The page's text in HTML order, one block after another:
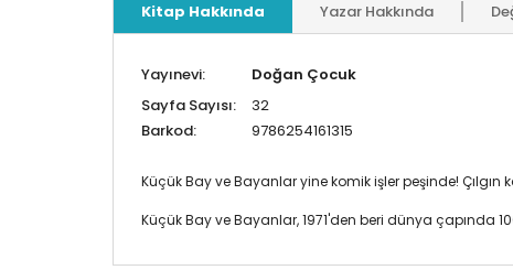
Kitap Hakkında Yazar Hakkında
Yayınevi: Doğan Çocuk
Sayfa Sayısı:
32
Barkod:
9786254161315
Küçük Bay ve Bayanlar yine komik işler peşinde!
Küçük Bay ve Bayanlar, 1971'den beri dünya